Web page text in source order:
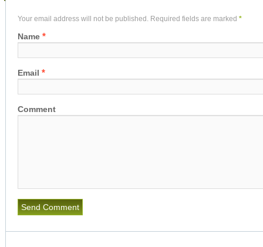
Your email address will not be published. Required fields are marked *
Name *
Email *
Comment